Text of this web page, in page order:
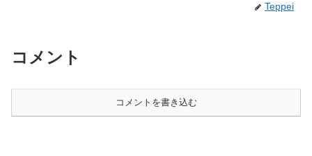
Teppei
コメント
コメントを書き込む